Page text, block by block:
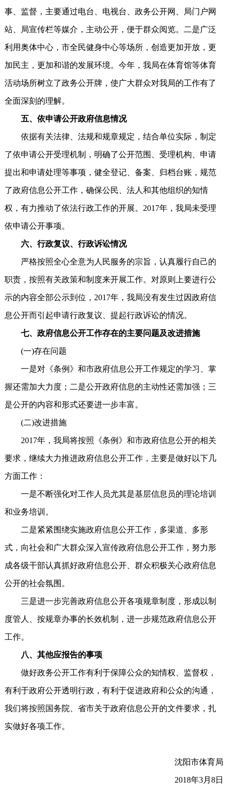
事、监督，主要通过电台、电视台、政务公开网、局门户网
站、局宣传栏等媒介，主动公开，便于群众阅览。二是广泛
利用奥体中心，市全民健身中心等场所，创造更加开放，更
加民主，更加和谐的发展环境。今年，我局在体育馆等体育
活动场所树立了政务公开牌，使广大群众对我局的工作有了
全面深刻的理解。
五、依申请公开政府信息情况
依据有关法律、法规和规章规定，结合单位实际，制定
了依申请公开受理机制，明确了公开范围、受理机构、申请
提出和申请处理等事项，健全登记、备案、归档台账，规范
了政府信息公开工作，确保公民、法人和其他组织的知情
权，有力推动了依法行政工作的开展。2017年，我局未受理
依申请公开事项。
六、行政复议、行政诉讼情况
严格按照全心全意为人民服务的宗旨，认真履行自己的
职责，按照有关政策和制度来开展工作。对原则上要进行公
示的内容全部公示到位，2017年，我局没有发生过因政府信
息公开而引起申请行政复议、提起行政诉讼的情况。
七、政府信息公开工作存在的主要问题及改进措施
(一)存在问题
一是对《条例》和市政府信息公开工作规定的学习、掌
握还需加大力度；二是公开政府信息的主动性还需加强；三
是公开的内容和形式还要进一步丰富。
(二)改进措施
2017年，我局将按照《条例》和市政府信息公开的相关
要求，继续大力推进政府信息公开工作，主要是做好以下几
方面工作：
一是不断强化对工作人员尤其是基层信息员的理论培训
和业务培训。
二是紧紧围绕实施政府信息公开工作，多渠道、多形
式，向社会和广大群众深入宣传政府信息公开工作，努力形
成各级干部认真抓好政府信息公开、群众积极关心政府信息
公开的社会氛围。
三是进一步完善政府信息公开各项规章制度，形成以制
度管人、按规章办事的长效机制，进一步规范政府信息公开
工作。
八、其他应报告的事项
做好政务公开工作有利于保障公众的知情权、监督权，
有利于政府公开透明行政，有利于促进政府和公众的沟通，
我们将按照国务院、省市关于政府信息公开的文件要求，扎
实做好各项工作。
沈阳市体育局
2018年3月8日